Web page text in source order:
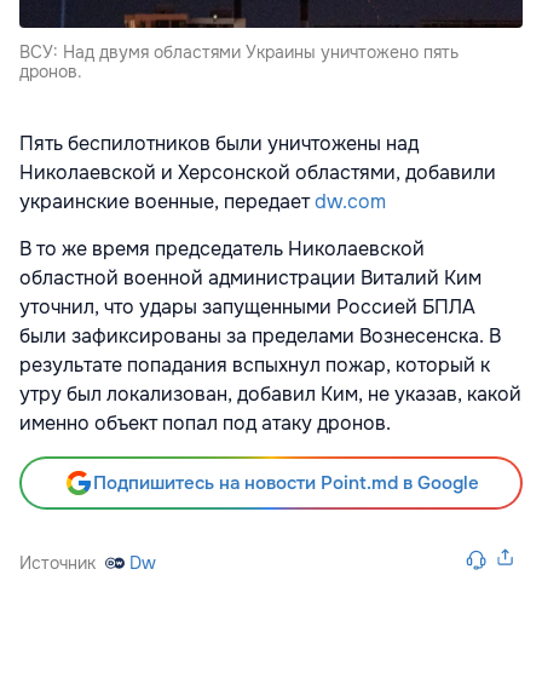
ВСУ: Над двумя областями Украины уничтожено пять
дронов.
Пять беспилотников были уничтожены над
Николаевской и Херсонской областями, добавили
украинские военные, передаетdw.com
В то же время председатель Николаевской
областной военной администрации Виталий Ким
уточнил, что удары запущенными Россией БПЛА
были зафиксированы за пределами Вознесенска. В
результате попадания вспыхнул пожар, который к
утру был локализован, добавил Ким, не указав, какой
именно объект попал под атаку дронов.
Подпишитесь на новости Point.md в Google
Источник Dw